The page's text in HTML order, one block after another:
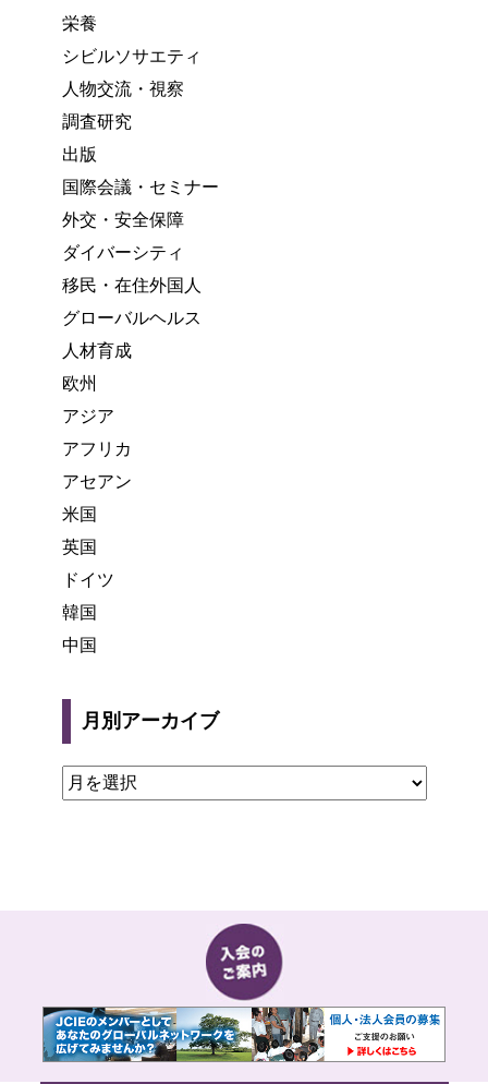
栄養
シビルソサエティ
人物交流・視察
調査研究
出版
国際会議・セミナー
外交・安全保障
ダイバーシティ
移民・在住外国人
グローバルヘルス
人材育成
欧州
アジア
アフリカ
アセアン
米国
英国
ドイツ
韓国
中国
月別アーカイブ